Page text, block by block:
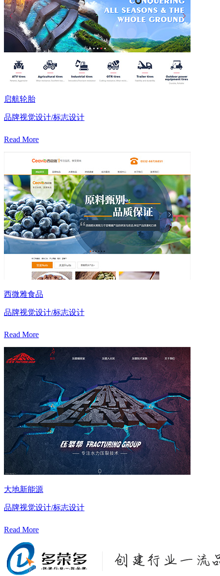
启航轮胎
品牌视觉设计/标志设计
Read More
西微雅食品
品牌视觉设计/标志设计
Read More
大地新能源
品牌视觉设计/标志设计
Read More